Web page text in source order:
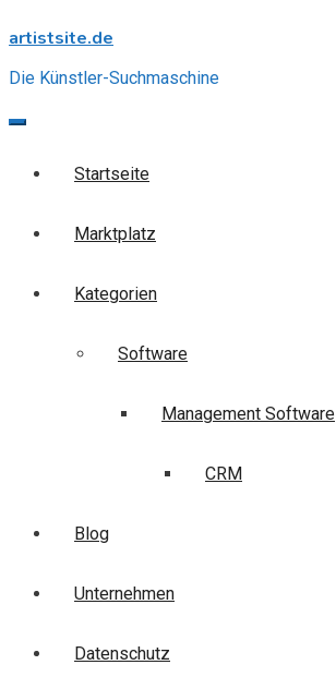
to
artistsite.de
Die Künstler-Suchmaschine
Startseite
Marktplatz
Kategorien
Software
Management Software
CRM
Blog
Unternehmen
Datenschutz